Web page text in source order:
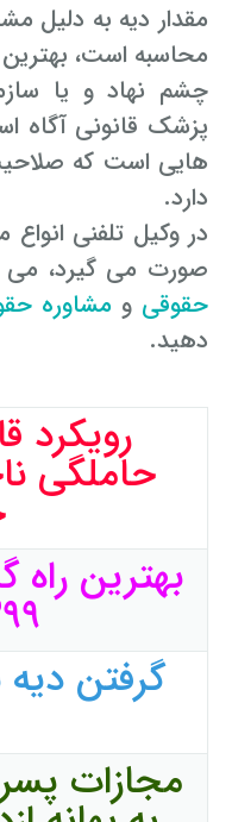
مقدار دیه به دلیل
محاسبه است،
چشم نهاد و یا
پزشک قانونی آگاه
هایی است که
دارد.
در وکیل تلفنی
صورت می گیرد، می
حقوقی و مشاوره حقوقی
دهید.
رویکرد
حاملگی
بهترین راه
گرفتن
مجازات